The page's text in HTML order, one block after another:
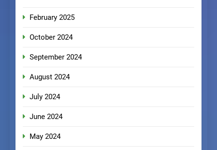
February 2025
October 2024
September 2024
August 2024
July 2024
June 2024
May 2024